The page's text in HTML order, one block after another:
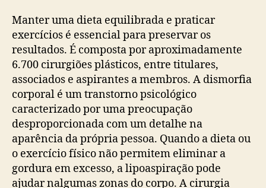
Manter uma dieta equilibrada e praticar
exercícios é essencial para preservar os
resultados. É composta por aproximadamente
6.700 cirurgiões plásticos, entre titulares,
associados e aspirantes a membros. A dismorfia
corporal é um transtorno psicológico
caracterizado por uma preocupação
desproporcionada com um detalhe na
aparência da própria pessoa. Quando a dieta ou
o exercício físico não permitem eliminar a
gordura em excesso, a lipoaspiração pode
ajudar nalgumas zonas do corpo. A cirurgia